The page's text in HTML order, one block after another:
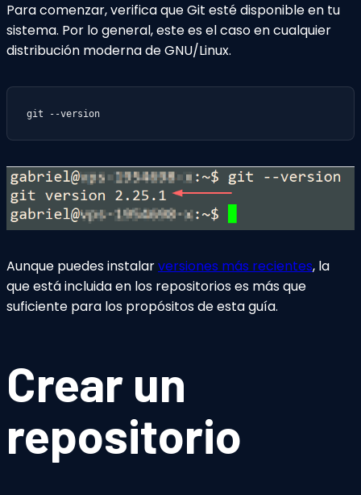
Para comenzar, verifica que Git esté disponible en tu
sistema. Por lo general, este es el caso en cualquier
distribución moderna de GNU/Linux.
git --version
Aunque puedes instalarversiones más recientes, la
que está incluida en los repositorios es más que
suficiente para los propósitos de esta guía.
Crear un
repositorio